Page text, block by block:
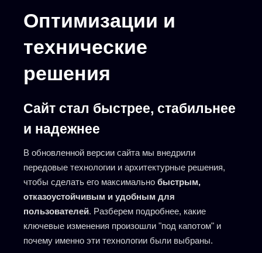
Оптимизации и
технические
решения
Сайт стал быстрее, стабильнее
и надежнее
В обновленной версии сайта мы внедрили
передовые технологии и архитектурные решения,
чтобы сделать его максимально быстрым,
отказоустойчивым и удобным для
пользователей. Разберем подробнее, какие
ключевые изменения произошли "под капотом" и
почему именно эти технологии были выбраны.